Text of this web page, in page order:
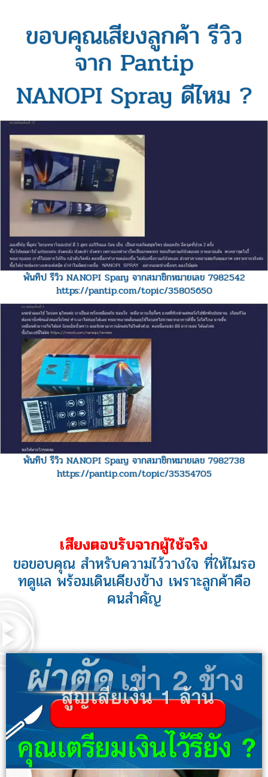
ขอบคุณเสียงลูกค้า รีวิว
จาก Pantip
NANOPI Spray ดีไหม ?
พันทิป รีวิว NANOPI Spary จากสมาชิกหมายเลข 7982542
https://pantip.com/topic/35805650
พันทิป รีวิว NANOPI Spary จากสมาชิกหมายเลข 7982738
https://pantip.com/topic/35354705
เสียงตอบรับจากผู้ใช้จริง
ขอขอบคุณ สำหรับความไว้วางใจ ที่ให้ไมรอ
ทดูแล พร้อมเดินเคียงข้าง เพราะลูกค้าคือ
คนสำคัญ